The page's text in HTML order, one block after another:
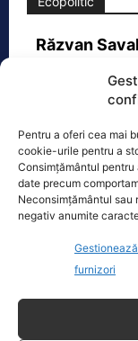
Pentru a oferi cea mai
cookie-urile pentru a
Consimțământul
date precum
Neconsimțământul sau
negativ anumite
Gestionează
furnizori
Răzvan
Oficiul de Știri